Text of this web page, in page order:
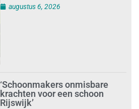
augustus 6, 2026
‘Schoonmakers onmisbare
krachten voor een schoon
Rijswijk’